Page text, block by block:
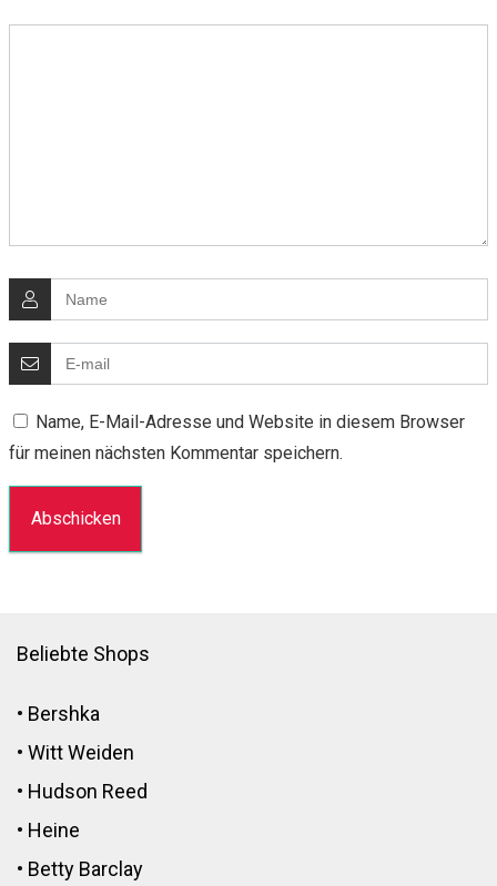
Name, E-Mail-Adresse und Website in diesem Browser
für meinen nächsten Kommentar speichern.
Beliebte Shops
• Bershka
• Witt Weiden
• Hudson Reed
• Heine
• Betty Barclay